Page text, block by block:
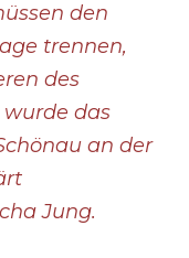
den
trennen,
des
wurde das
an der
Jung.